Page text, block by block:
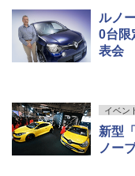
ルノ
0台限
表会
イベン
新型
ノー